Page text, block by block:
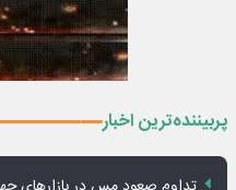
پربیننده‌ترین اخبار